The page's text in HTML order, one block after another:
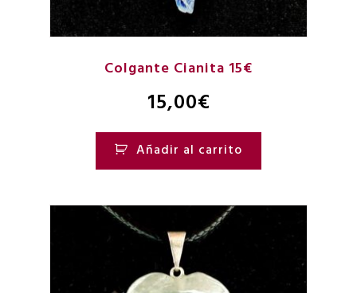
Colgante Cianita 15€
15,00€
Añadir al carrito